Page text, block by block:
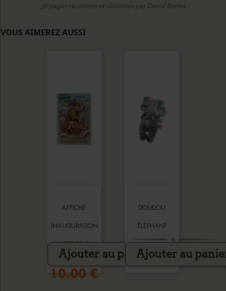
36 pages racontées et illustrées par David Bartex
VOUS AIMEREZ AUSSI
AFFICHE
INAUGURATION
VERTICALE
10,00 €
Ajouter au panier
DOUDOU
ÉLÉPHANT
15,00 €
Ajouter au